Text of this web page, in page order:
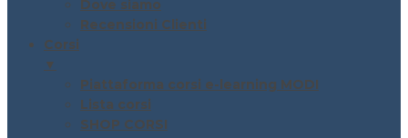
Dove siamo
Recensioni Clienti
Corsi
▼
Piattaforma corsi e-learning MODI
Lista corsi
SHOP CORSI